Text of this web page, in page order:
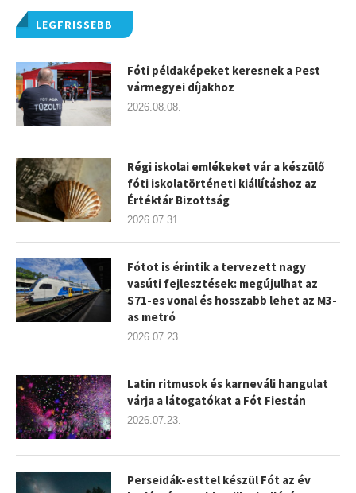
LEGFRISSEBB
Fóti példaképeket keresnek a Pest
vármegyei díjakhoz
2026.08.08.
Régi iskolai emlékeket vár a készülő
fóti iskolatörténeti kiállításhoz az
Értéktár Bizottság
2026.07.31.
Fótot is érintik a tervezett nagy
vasúti fejlesztések: megújulhat az
S71-es vonal és hosszabb lehet az M3-
as metró
2026.07.23.
Latin ritmusok és karneváli hangulat
várja a látogatókat a Fót Fiestán
2026.07.23.
Perseidák-esttel készül Fót az év